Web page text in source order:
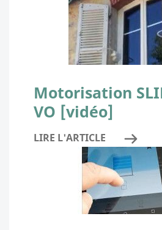
Motorisation
VO [vidéo]
LIRE L'ARTICLE